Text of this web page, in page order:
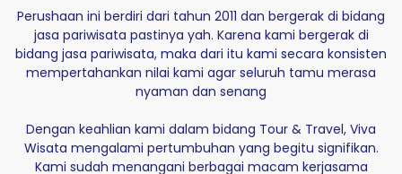
Perushaan ini berdiri dari tahun 2011 dan bergerak di bidang
jasa pariwisata pastinya yah. Karena kami bergerak di
bidang jasa pariwisata, maka dari itu kami secara konsisten
mempertahankan nilai kami agar seluruh tamu merasa
nyaman dan senang
Dengan keahlian kami dalam bidang Tour & Travel, Viva
Wisata mengalami pertumbuhan yang begitu signifikan.
Kami sudah menangani berbagai macam kerjasama